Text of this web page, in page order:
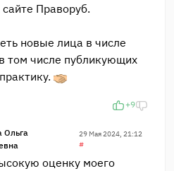
Праворуб.
новые лица в числе
том числе публикующих
+9
Ольга
29 Мая 2024, 21:12
#
оценку моего